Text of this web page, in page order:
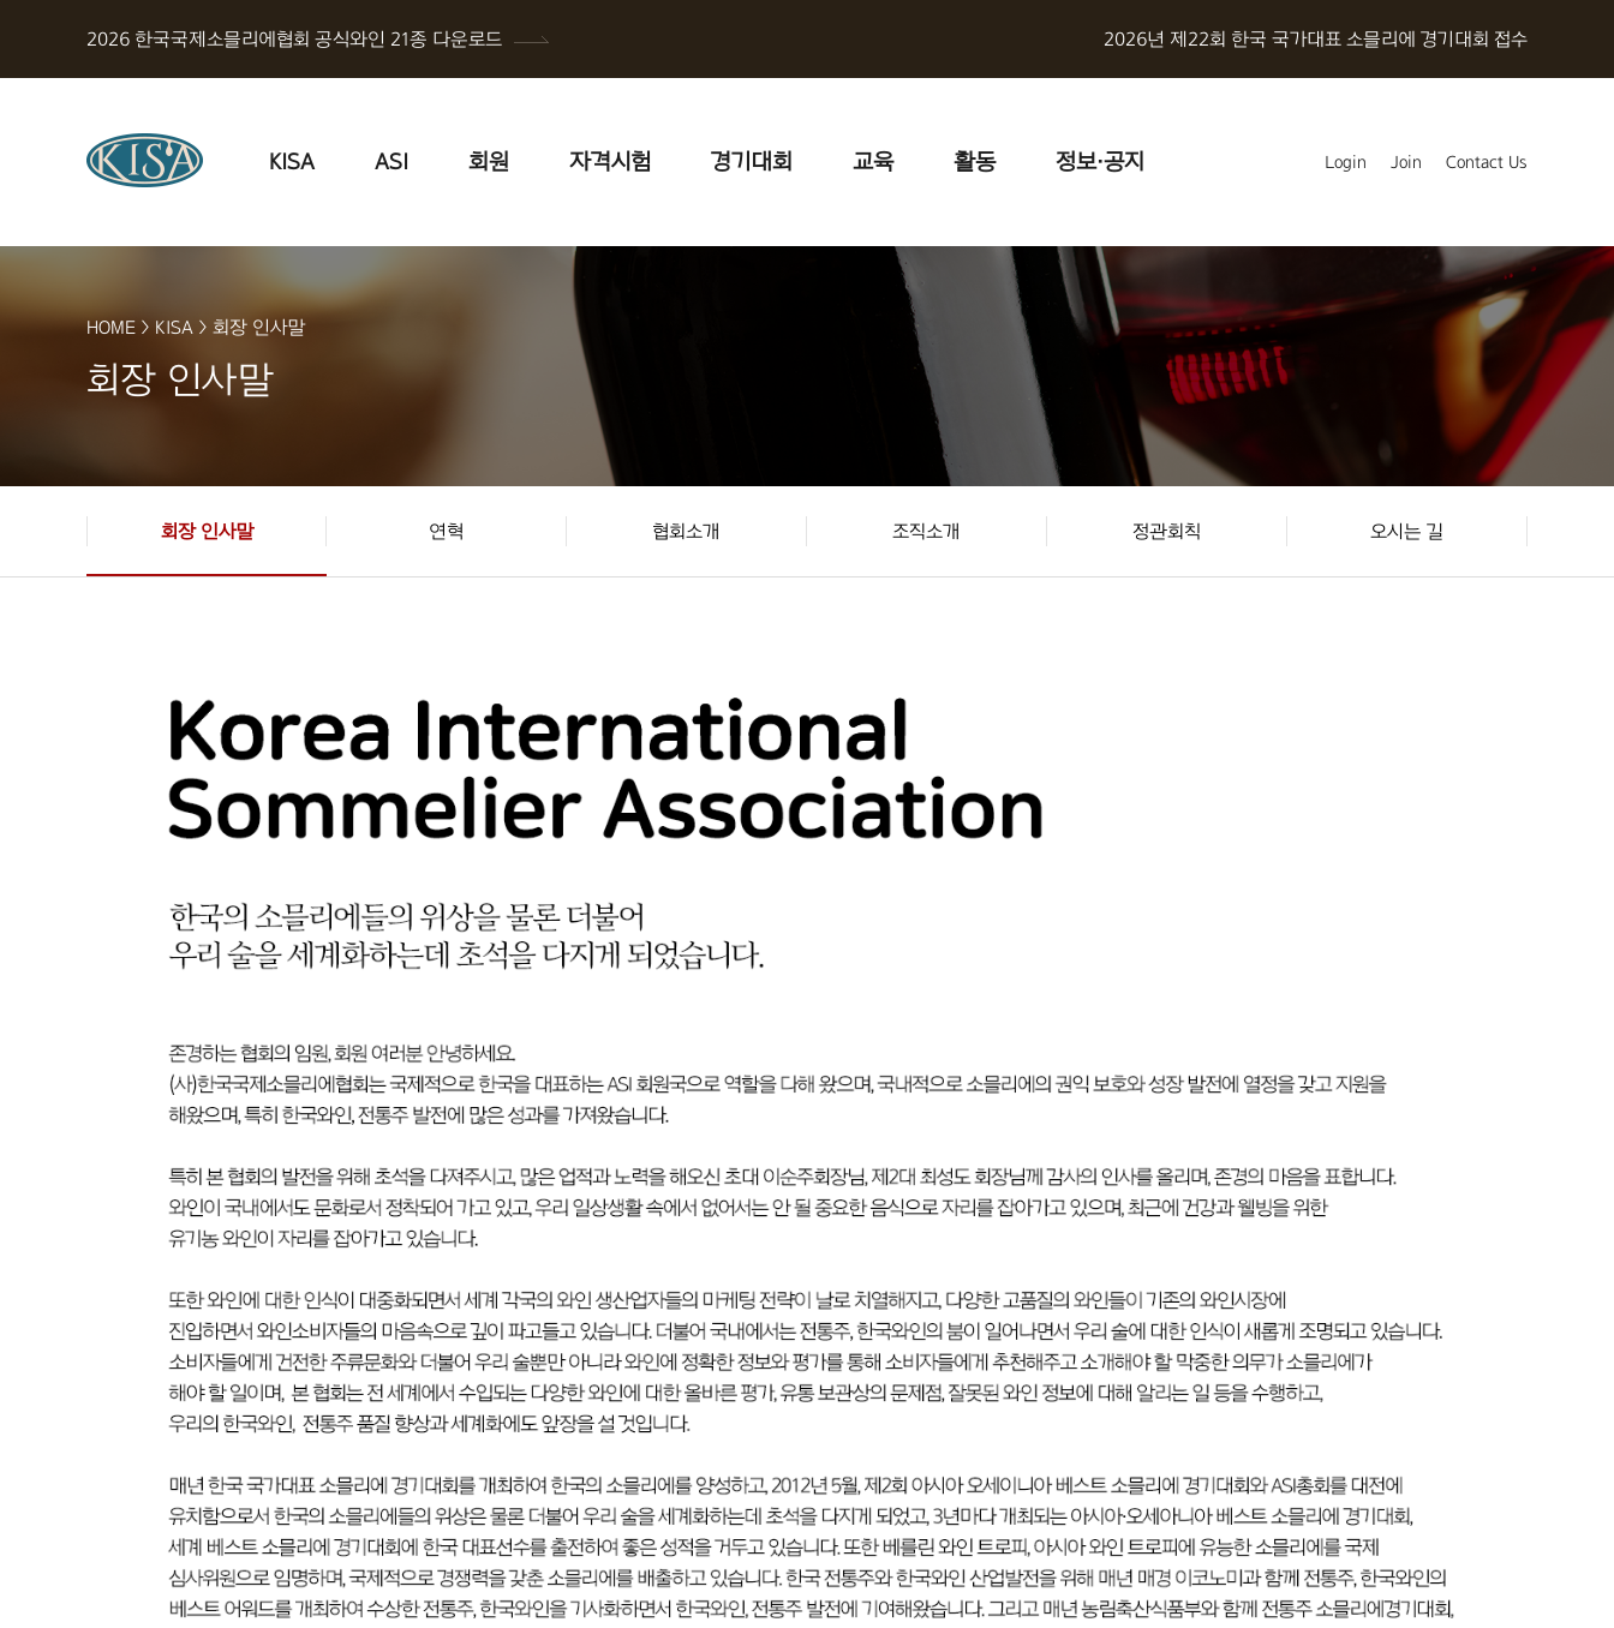
2026 한국국제소믈리에협회 공식와인 21종 다운로드 2026년 제22회 한국 국가대표 소믈리에 경기대회 접수
KISA ASI 회원 자격시험 경기대회 교육 활동 정보·공지 Login Join Contact Us
HOME > KISA > 회장 인사말
회장 인사말
회장 인사말 연혁 협회소개 조직소개 정관회칙 오시는 길